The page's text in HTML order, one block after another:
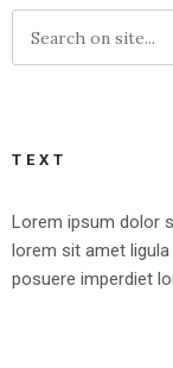
TEXT
Lorem ipsum dolor
lorem sit amet
posuere imperdiet